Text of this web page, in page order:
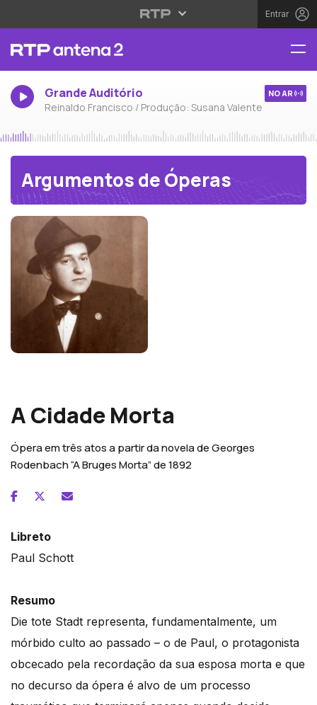
Entrar
Grande Auditório
Reinaldo Francisco / Produção: Susana Valente
NO AR
Argumentos de Óperas
A Cidade Morta
Ópera em três atos a partir da novela de Georges
Rodenbach “A Bruges Morta” de 1892
Libreto
Paul Schott
Resumo
Die tote Stadt representa, fundamentalmente, um
mórbido culto ao passado – o de Paul, o protagonista
obcecado pela recordação da sua esposa morta e que
no decurso da ópera é alvo de um processo